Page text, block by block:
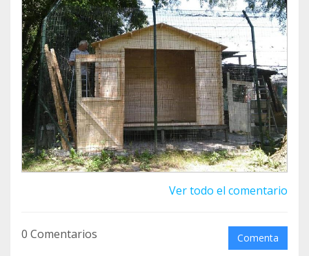
Ora cambiamo progetto: vorremmo installare un
boiler per avere acqua calda, e ci sarà bisogno di
nuove gabbie trappola per sterilizzare le colonie
feline. Per voi non cambia nulla rispetto alla
donazione, noi destineremo le entrate verso
questi progetti. Grazie mille per il vostro supporto
!! Miaoooo
Ver todo el comentario
0 Comentarios Comenta